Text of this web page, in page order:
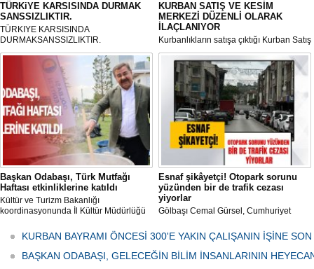
TÜRKiYE KARSISINDA DURMAK
SANSSIZLIKTIR.
TÜRKIYE KARSISINDA
DURMAKSANSSIZLIKTIR.
KURBAN SATIŞ VE KESİM
MERKEZİ DÜZENLİ OLARAK
İLAÇLANIYOR
Kurbanlıkların satışa çıktığı Kurban Satış
ve Kesim Merkezi, haşere ve
mikropların önüne geçilmesi amacıyla
her gün Gölbaşı Belediyesi ekipleri
tarafından düzenli olarak ilaçlanıyor.
Başkan Odabaşı, Türk Mutfağı
Haftası etkinliklerine katıldı
Kültür ve Turizm Bakanlığı
koordinasyonunda İl Kültür Müdürlüğü
Haftası" etkinlikleri Ankara'da devam
ediyor.
Esnaf şikâyetçi! Otopark sorunu
yüzünden bir de trafik cezası
yiyorlar
Gölbaşı Cemal Gürsel, Cumhuriyet
bulunan esnaf ve alışverişe gelen
vatandaşlar park cezaları yüzünden
canından bezdi.
KURBAN BAYRAMI ÖNCESİ 300'E YAKIN ÇALIŞANIN İŞİNE
BAŞKAN ODABAŞI, GELECEĞİN BİLİM İNSANLARININ